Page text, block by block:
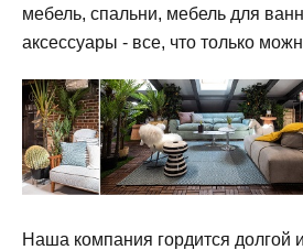
мебель, спальни, мебель для
аксессуары - все, что только
Наша компания гордится долгой